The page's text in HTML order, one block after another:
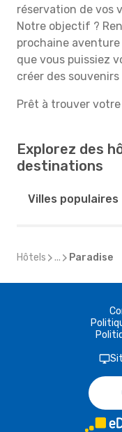
réservation de vos
Notre objectif ?
prochaine aventure
que vous puissiez
créer des
Prêt à trouver
Explorez des
destinations
Villes populaires
Hôtels ... Paradise